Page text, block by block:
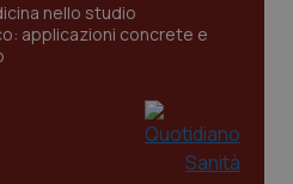
nello studio
applicazioni concrete e